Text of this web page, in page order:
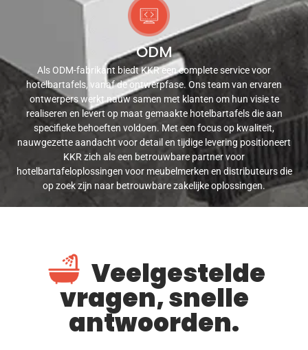
ODM
Als ODM-fabrikant biedt KKR een complete service voor
hotelbartafels, vanaf de ontwerpfase. Ons team van ervaren
ontwerpers werkt nauw samen met klanten om hun visie te
realiseren en levert op maat gemaakte hotelbartafels die aan
specifieke behoeften voldoen. Met een focus op kwaliteit,
nauwgezette aandacht voor detail en tijdige levering positioneert
KKR zich als een betrouwbare partner voor
hotelbartafeloplossingen voor meubelmerken en distributeurs die
op zoek zijn naar betrouwbare zakelijke oplossingen.
Veelgestelde
vragen, snelle
antwoorden.